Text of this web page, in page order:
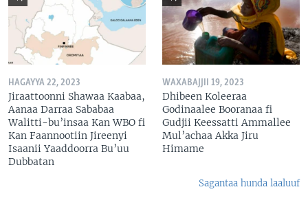
HAGAYYA 22, 2023
Jiraattoonni Shawaa Kaabaa,
Aanaa Darraa Sababaa
Walitti-bu’insaa Kan WBO fi
Kan Faannootiin Jireenyi
Isaanii Yaaddoorra Bu’uu
Dubbatan
WAXABAJJII 19, 2023
Dhibeen Koleeraa
Godinaalee Booranaa fi
Gudjii Keessatti Ammallee
Mul’achaa Akka Jiru
Himame
Sagantaa hunda laaluuf